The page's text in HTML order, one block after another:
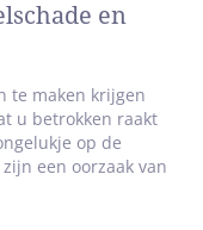
en
te maken krijgen
u betrokken raakt
op de
een oorzaak van